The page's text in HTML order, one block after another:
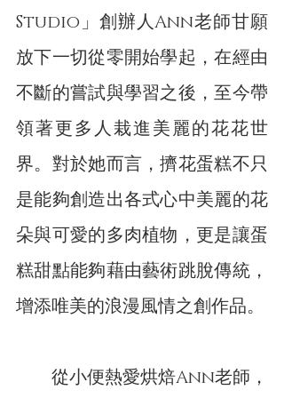
Studio」創辦人Ann老師甘願
放下一切從零開始學起，在經由
不斷的嘗試與學習之後，至今帶
領著更多人栽進美麗的花花世
界。對於她而言，擠花蛋糕不只
是能夠創造出各式心中美麗的花
朵與可愛的多肉植物，更是讓蛋
糕甜點能夠藉由藝術跳脫傳統，
增添唯美的浪漫風情之創作品。
從小便熱愛烘焙Ann老師，